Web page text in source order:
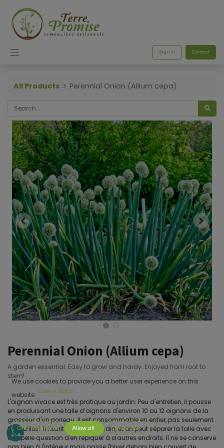
Sign in Contact
All Products Perennial Onion (Allium cepa)
Perennial Onion (Allium cepa)
A garden essential. Easy to grow and hardy. Enjoyed from root to
stem!
L'oignon vivace est très pratique au jardin. Peu d'entretien, il pousse
en produisant une talle d’oignons d'environ 10 ou 12 oignons de la
grosseur d'un poireau. Il est consommable en entier, pas seulement
les feuilles! Il fleurit très tôt au jardin, et on peut séparer la talle avec
une pelle question d'en repiquer à d'autres endroits. Il ne se conserve
We use cookies to provide you a better user experience on this
website. Cookie Policy
Only essentials Allow all Customize